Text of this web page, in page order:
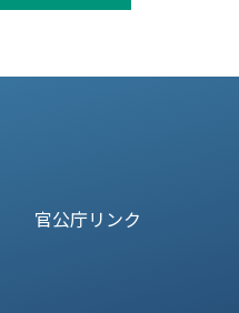
官公庁リンク